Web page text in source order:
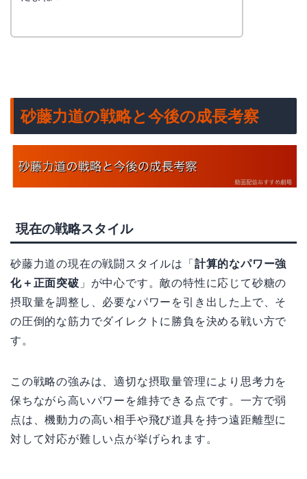
砂藤力道の戦略と今後の成長考察
現在の戦略スタイル
砂藤力道の現在の戦闘スタイルは「 計算的なパワー強
化＋正面突破 」が中心です。敵の特性に応じて砂糖の
摂取量を調整し、必要なパワーを引き出した上で、そ
の圧倒的な筋力でダイレクトに勝負を決める戦い方で
す。
この戦略の強みは、適切な摂取量管理により思考力を
保ちながら高いパワーを維持できる点です。一方で弱
点は、機動力の高い相手や飛び道具を持つ遠距離型に
対して対応が難しい点が挙げられます。